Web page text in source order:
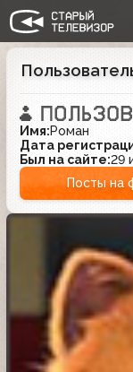
Имя:Роман
Дата
Был на сайте:29
Посты на